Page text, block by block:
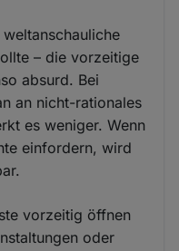
– die vorzeitige
absurd. Bei
an nicht-rationales
es weniger. Wenn
einfordern, wird
vorzeitig öffnen
oder